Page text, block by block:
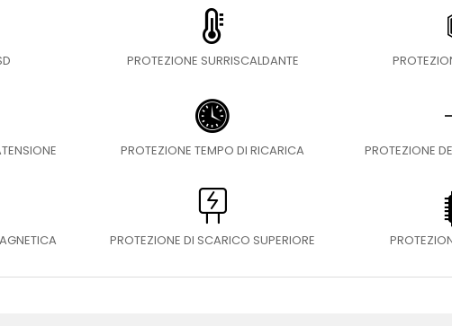
PROTEZIONE SURRISCALDANTE
PROTEZIONE TEMPO DI RICARICA PROTEZIONE
PROTEZIONE DI SCARICO SUPERIORE